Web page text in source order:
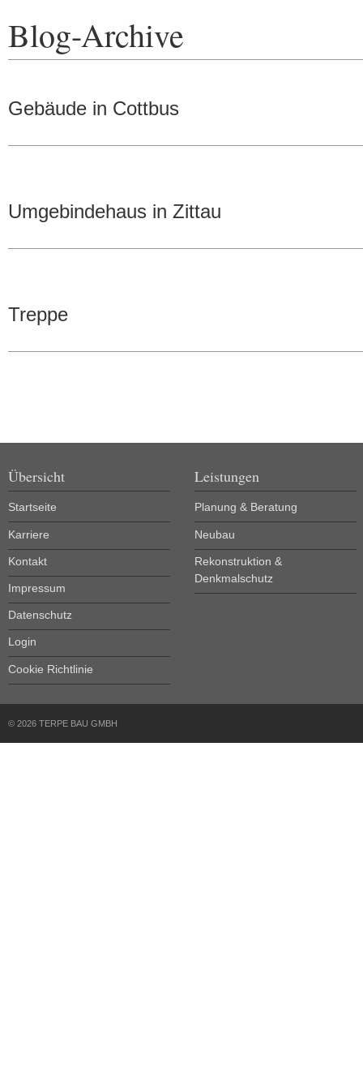
Blog-Archive
Gebäude in Cottbus
Umgebindehaus in Zittau
Treppe
Übersicht
Startseite
Karriere
Kontakt
Impressum
Datenschutz
Login
Cookie Richtlinie
Leistungen
Planung & Beratung
Neubau
Rekonstruktion &
Denkmalschutz
© 2026 TERPE BAU GMBH